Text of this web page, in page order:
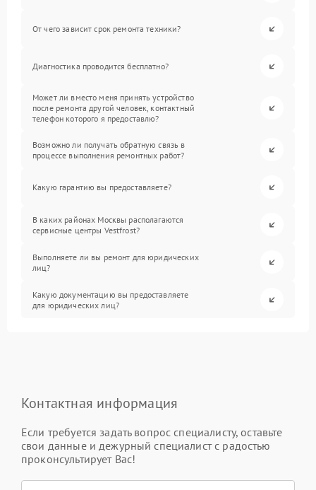
От чего зависит срок ремонта техники?
Диагностика проводится бесплатно?
Может ли вместо меня принять устройство
после ремонта другой человек, контактный
телефон которого я предоставлю?
Возможно ли получать обратную связь в
процессе выполнения ремонтных работ?
Какую гарантию вы предоставляете?
В каких районах Москвы располагаются
сервисные центры Vestfrost?
Выполняете ли вы ремонт для юридических
лиц?
Какую документацию вы предоставляете
для юридических лиц?
Контактная информация
Если требуется задать вопрос специалисту, оставьте
свои данные и дежурный специалист с радостью
проконсультирует Вас!